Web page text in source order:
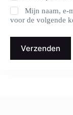
Mijn naam, e-
voor de volgende
Verzenden